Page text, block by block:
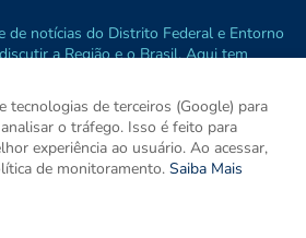
de notícias do Distrito Federal e Entorno
a Região e o Brasil. Aqui tem
empreendedorismo. DRT 0010556/DF.
tecnologias de terceiros (Google) para
o tráfego. Isso é feito para
experiência ao usuário. Ao acessar,
de monitoramento. Saiba Mais